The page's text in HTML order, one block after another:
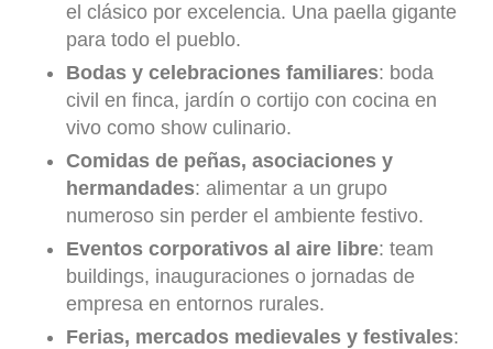
el clásico por excelencia. Una paella gigante
para todo el pueblo.
Bodas y celebraciones familiares: boda
civil en finca, jardín o cortijo con cocina en
vivo como show culinario.
Comidas de peñas, asociaciones y
hermandades: alimentar a un grupo
numeroso sin perder el ambiente festivo.
Eventos corporativos al aire libre: team
buildings, inauguraciones o jornadas de
empresa en entornos rurales.
Ferias, mercados medievales y festivales: